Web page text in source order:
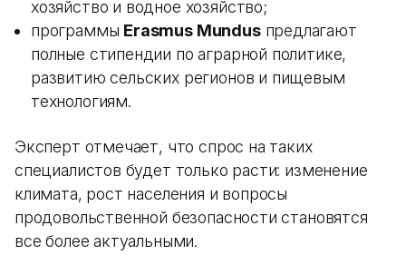
хозяйство и водное хозяйство;
программы Erasmus Mundusпредлагают
полные стипендии по аграрной политике,
развитию сельских регионов и пищевым
технологиям.
Эксперт отмечает, что спрос на таких
специалистов будет только расти: изменение
климата, рост населения и вопросы
продовольственной безопасности становятся
все более актуальными.